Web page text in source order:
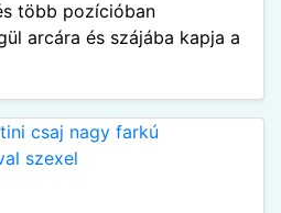
több pozícióban
arcára és szájába kapja a